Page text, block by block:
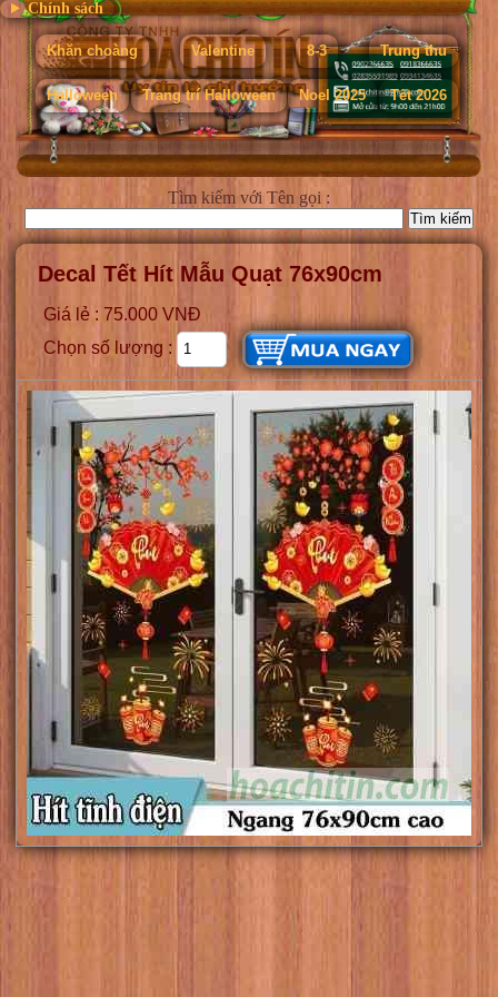
Chính sách
Khăn choàng Valentine 8-3 Trung thu
Halloween Trang trí Halloween Noel 2025 Tết 2026
Tìm kiếm với Tên gọi :
Decal Tết Hít Mẫu Quạt 76x90cm
Giá lẻ : 75.000 VNĐ
Chọn số lượng :